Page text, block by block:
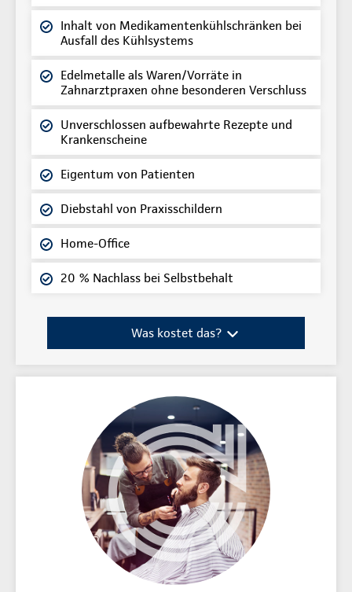
Inhalt von Medikamentenkühlschränken bei
Ausfall des Kühlsystems
Edelmetalle als Waren/Vorräte in
Zahnarztpraxen ohne besonderen Verschluss
Unverschlossen aufbewahrte Rezepte und
Krankenscheine
Eigentum von Patienten
Diebstahl von Praxisschildern
Home-Office
20 % Nachlass bei Selbstbehalt
Was kostet das?